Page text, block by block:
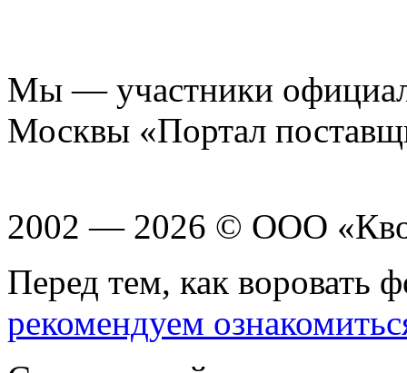
Мы — участники
Москвы «Портал
2002 — 2026 © ООО
Перед тем, как воровать
рекомендуем